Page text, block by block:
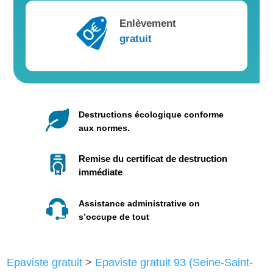
Enlèvement
gratuit
Destructions écologique conforme
aux normes.
Remise du certificat de destruction
immédiate
Assistance administrative on
s’occupe de tout
Epaviste gratuit > Epaviste gratuit 93 (Seine-Saint-